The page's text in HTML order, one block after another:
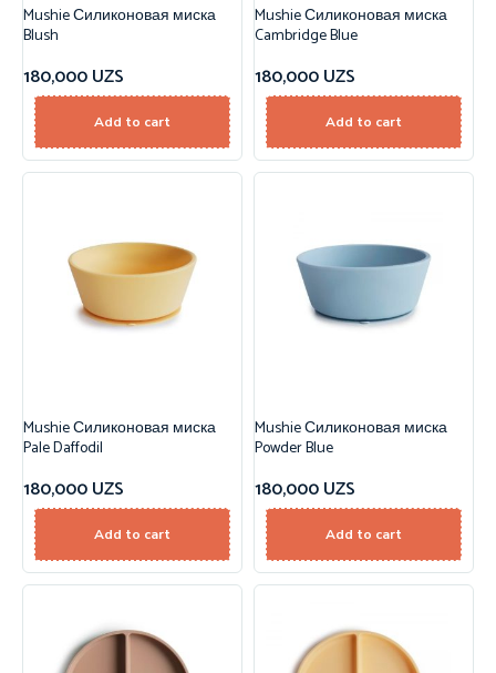
Mushie Силиконовая миска
Blush
180,000UZS
Add to cart
Mushie Силиконовая миска
Cambridge Blue
180,000UZS
Add to cart
Mushie Силиконовая миска
Pale Daffodil
180,000UZS
Add to cart
Mushie Силиконовая миска
Powder Blue
180,000UZS
Add to cart